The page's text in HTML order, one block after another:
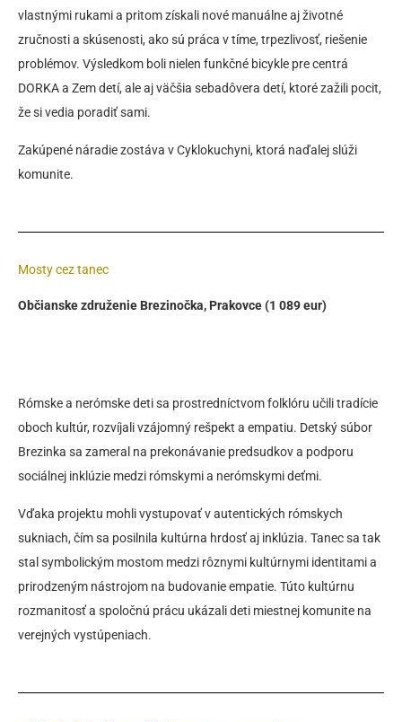
vlastnými rukami a pritom získali nové manuálne aj životné
zručnosti a skúsenosti, ako sú práca v tíme, trpezlivosť, riešenie
problémov. Výsledkom boli nielen funkčné bicykle pre centrá
DORKA a Zem detí, ale aj väčšia sebadôvera detí, ktoré zažili pocit,
že si vedia poradiť sami.
Zakúpené náradie zostáva v Cyklokuchyni, ktorá naďalej slúži
komunite.
Mosty cez tanec
Občianske združenie Brezinočka, Prakovce (1 089 eur)
Rómske a nerómske deti sa prostredníctvom folklóru učili tradície
oboch kultúr, rozvíjali vzájomný rešpekt a empatiu. Detský súbor
Brezinka sa zameral na prekonávanie predsudkov a podporu
sociálnej inklúzie medzi rómskymi a nerómskymi deťmi.
Vďaka projektu mohli vystupovať v autentických rómskych
sukniach, čím sa posilnila kultúrna hrdosť aj inklúzia. Tanec sa tak
stal symbolickým mostom medzi rôznymi kultúrnymi identitami a
prirodzeným nástrojom na budovanie empatie. Túto kultúrnu
rozmanitosť a spoločnú prácu ukázali deti miestnej komunite na
verejných vystúpeniach.